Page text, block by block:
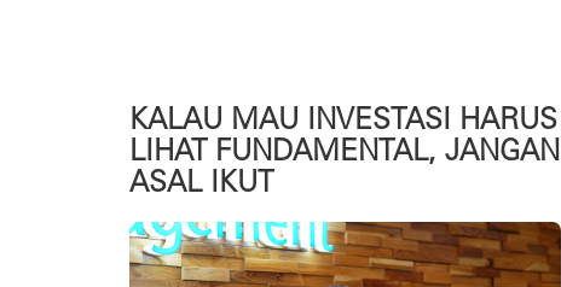
KALAU MAU INVESTASI HARUS
LIHAT FUNDAMENTAL, JANGAN
ASAL IKUT